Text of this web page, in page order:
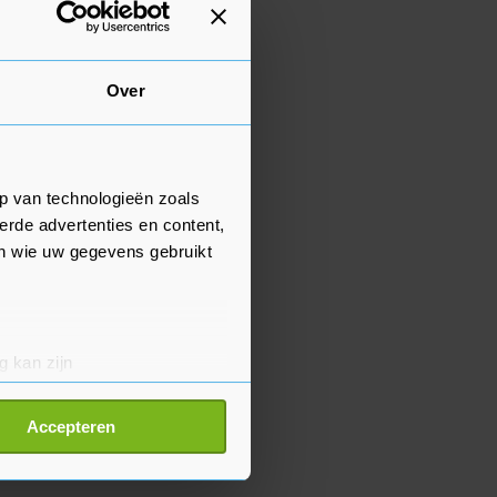
Over
van technologieën zoals
advertenties en content,
wie uw gegevens gebruikt
kan zijn
detailgedeelte
Accepteren